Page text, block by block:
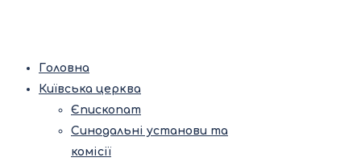
Головна
Київська церква
Єпископат
Синодальні установи та
комісії